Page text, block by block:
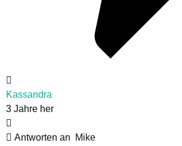
Kassandra
3 Jahre her
Antworten an
Mike